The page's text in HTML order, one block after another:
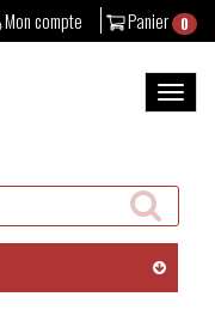
Panier 0
Mon compte
la
Rechercher
un
produit